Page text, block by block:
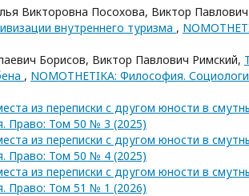
Викторовна Посохова, Виктор
внутреннего туризма ,
Борисов, Виктор Павлович Римский,
, NOMOTHETIKA: Философия.
из переписки с другом юности в
Право: Том 50 № 3 (2025)
из переписки с другом юности в
Право: Том 50 № 4 (2025)
из переписки с другом юности в
Право: Том 51 № 1 (2026)